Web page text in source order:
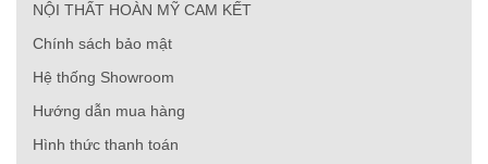
NỘI THẤT HOÀN MỸ CAM KẾT
Chính sách bảo mật
Hệ thống Showroom
Hướng dẫn mua hàng
Hình thức thanh toán